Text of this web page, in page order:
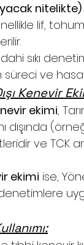
lif,
sıkı
süreci ve
Kenevir
ekimi,
dışında
ve TCK
ekimi ise,